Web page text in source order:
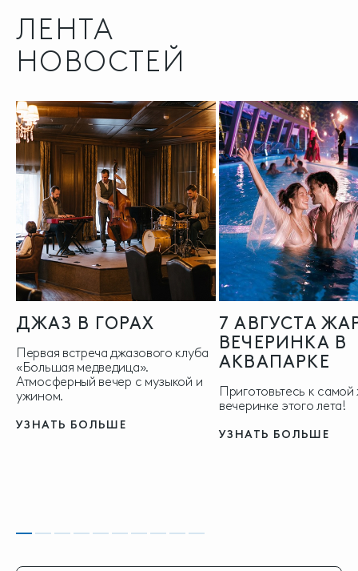
ЛЕНТА
НОВОСТЕЙ
ДЖАЗ В ГОРАХ
Первая встреча джазового клуба
«Большая медведица».
Атмосферный вечер с музыкой и
ужином.
УЗНАТЬ БОЛЬШЕ
7 АВГУСТА
ВЕЧЕРИНКА В
АКВАПАРКЕ
Приготовьтесь к
вечеринке этого лета!
УЗНАТЬ БОЛЬШЕ